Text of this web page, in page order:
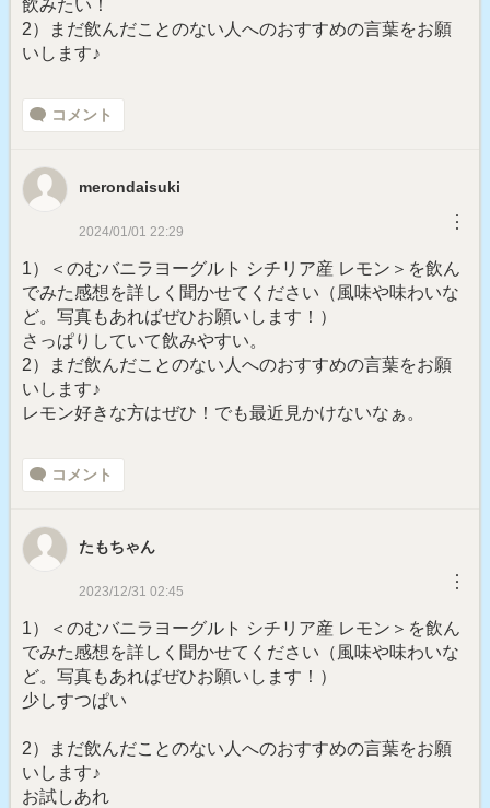
飲みたい！
2）まだ飲んだことのない人へのおすすめの言葉をお願
いします♪
コメント
merondaisuki
2024/01/01 22:29 ︙
1）＜のむバニラヨーグルト シチリア産 レモン＞を飲ん
でみた感想を詳しく聞かせてください（風味や味わいな
ど。写真もあればぜひお願いします！）
さっぱりしていて飲みやすい。
2）まだ飲んだことのない人へのおすすめの言葉をお願
いします♪
レモン好きな方はぜひ！でも最近見かけないなぁ。
コメント
たもちゃん
2023/12/31 02:45 ︙
1）＜のむバニラヨーグルト シチリア産 レモン＞を飲ん
でみた感想を詳しく聞かせてください（風味や味わいな
ど。写真もあればぜひお願いします！）
少しすつぱい
2）まだ飲んだことのない人へのおすすめの言葉をお願
いします♪
お試しあれ